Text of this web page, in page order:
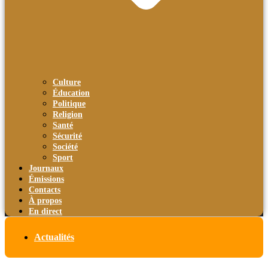
Culture
Éducation
Politique
Religion
Santé
Sécurité
Société
Sport
Journaux
Émissions
Contacts
À propos
En direct
Actualités